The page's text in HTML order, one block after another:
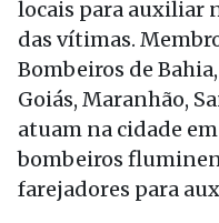
locais para auxiliar
das vítimas.
Bombeiros de
Goiás, Maranhão,
atuam na cidade
bombeiros
farejadores para